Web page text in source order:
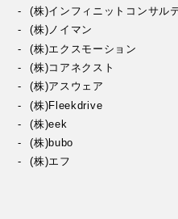
(株)インフィニットコンサル
(株)ノイマン
(株)エクスモーション
(株)コアネクスト
(株)アスウェア
(株)Fleekdrive
(株)eek
(株)bubo
(株)エフ